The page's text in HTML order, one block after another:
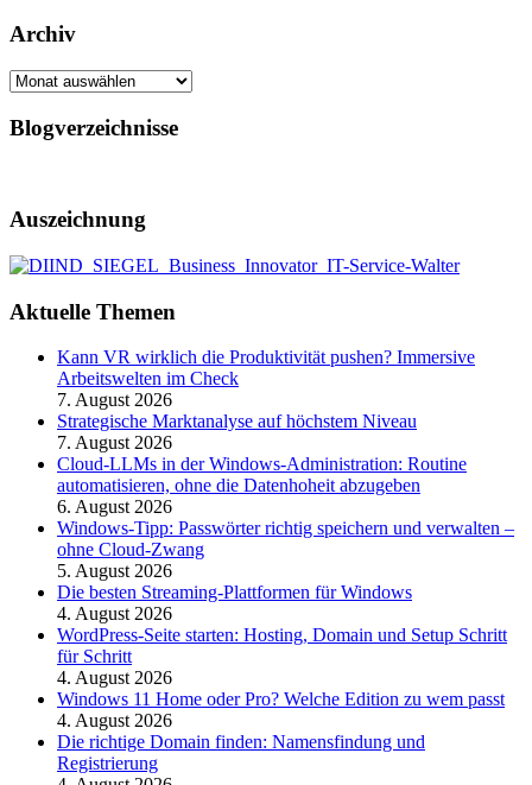
Archiv
Archiv
Blogverzeichnisse
Auszeichnung
Aktuelle Themen
Kann VR wirklich die Produktivität pushen? Immersive
Arbeitswelten im Check
7. August 2026
Strategische Marktanalyse auf höchstem Niveau
7. August 2026
Cloud-LLMs in der Windows-Administration: Routine
automatisieren, ohne die Datenhoheit abzugeben
6. August 2026
Windows-Tipp: Passwörter richtig speichern und verwalten –
ohne Cloud-Zwang
5. August 2026
Die besten Streaming-Plattformen für Windows
4. August 2026
WordPress-Seite starten: Hosting, Domain und Setup Schritt
für Schritt
4. August 2026
Windows 11 Home oder Pro? Welche Edition zu wem passt
4. August 2026
Die richtige Domain finden: Namensfindung und
Registrierung